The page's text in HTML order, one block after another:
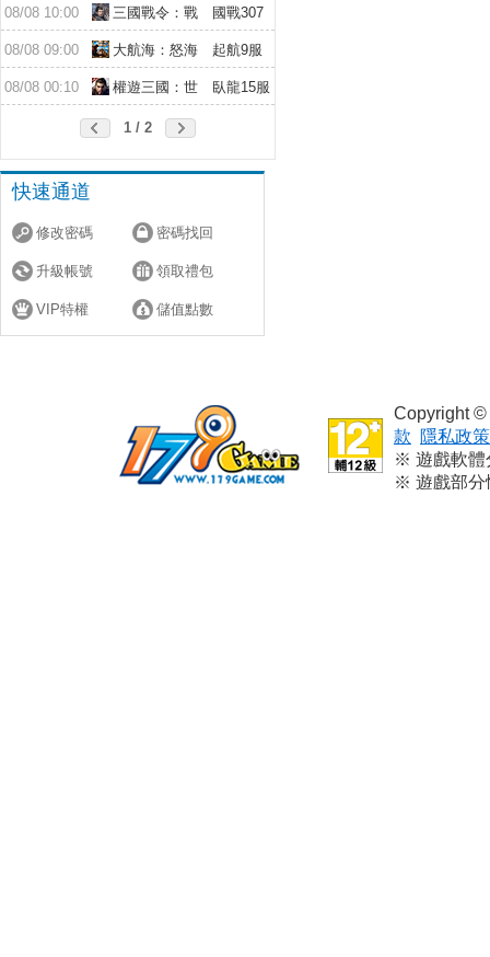
08/08 10:00
三國戰令：戰
略版
國戰307
08/08 09:00
大航海：怒海
遠征
起航9服
08/08 00:10
權遊三國：世
臥龍15服
1 / 2
快速通道
修改密碼 密碼找回
升級帳號 領取禮包
VIP特權 儲值點數
Copyright
款
隱私政策
※ 遊戲軟體
※ 遊戲部分